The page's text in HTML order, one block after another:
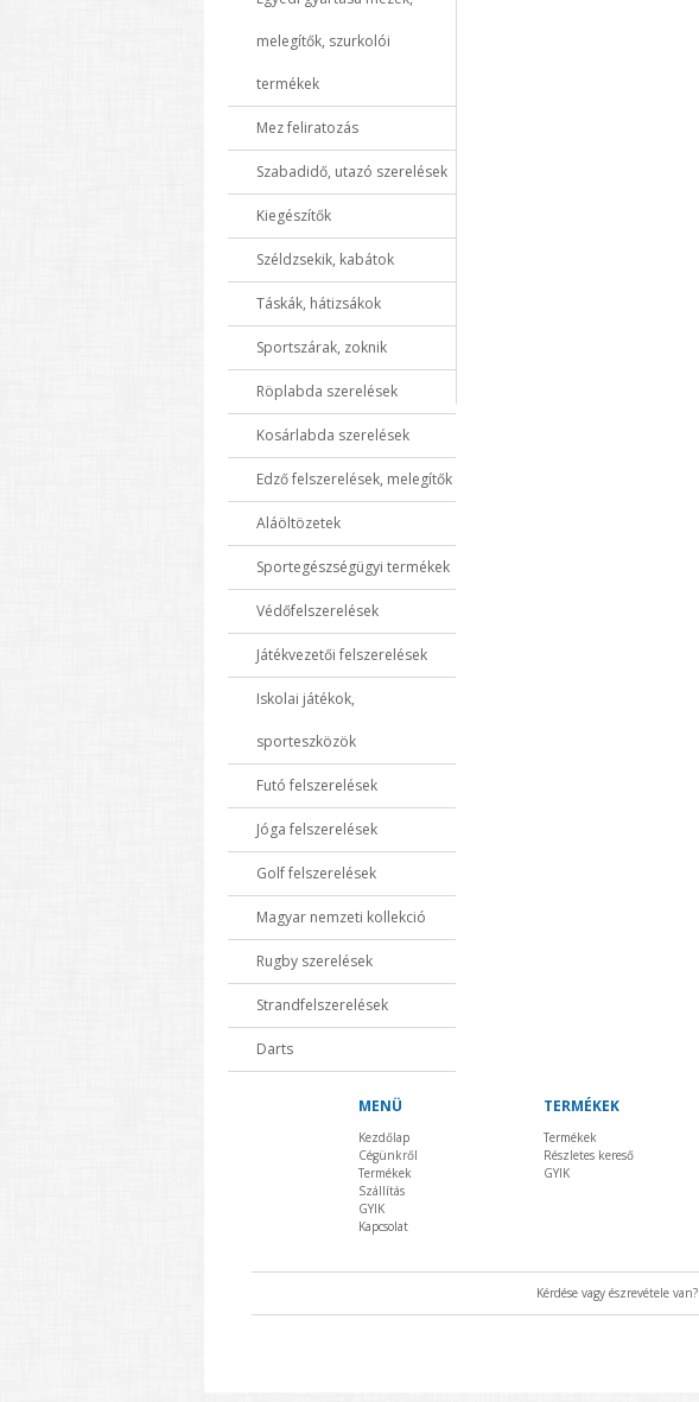
melegítők, szurkolói
termékek
Mez feliratozás
Szabadidő, utazó szerelések
Kiegészítők
Széldzsekik, kabátok
Táskák, hátizsákok
Sportszárak, zoknik
Röplabda szerelések
Kosárlabda szerelések
Edző felszerelések, melegítők
Aláöltözetek
Sportegészségügyi termékek
Védőfelszerelések
Játékvezetői felszerelések
Iskolai játékok,
sporteszközök
Futó felszerelések
Jóga felszerelések
Golf felszerelések
Magyar nemzeti kollekció
Rugby szerelések
Strandfelszerelések
Darts
MENÜ
Kezdőlap
Cégünkről
Termékek
Szállítás
GYIK
Kapcsolat
TERMÉKEK
Termékek
Részletes kereső
GYIK
Kérdése vagy észrevétele van?